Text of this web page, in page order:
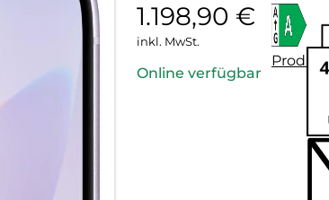
1.198,90 €
inkl. MwSt.
Online verfügbar